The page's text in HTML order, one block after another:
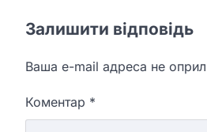
Залишити відповідь
Ваша e-mail адреса не
Коментар *